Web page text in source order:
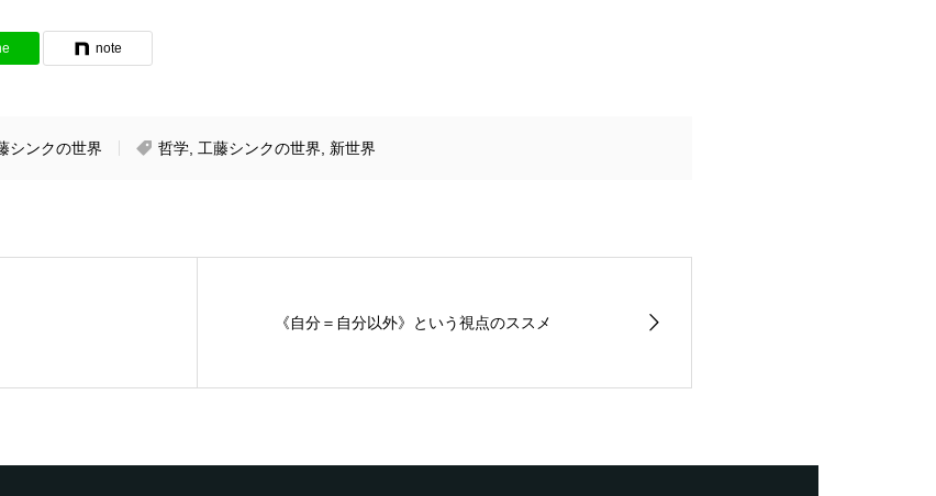
note
シンクの世界 哲学 工藤シンクの世界 新世界
《自分＝自分以外》という視点のススメ